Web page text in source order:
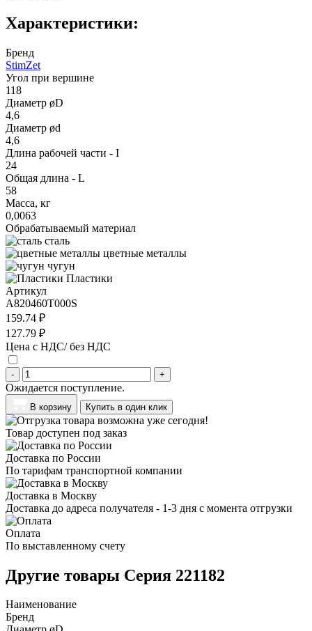
Характеристики:
Бренд
StimZet
Угол при вершине
118
Диаметр øD
4,6
Диаметр ød
4,6
Длина рабочей части - I
24
Общая длина - L
58
Масса, кг
0,0063
Обрабатываемый материал
сталь
цветные металлы
чугун
Пластики
Артикул
A820460T000S
159.74 ₽
127.79 ₽
Цена с НДС/ без НДС
- +
Ожидается поступление.
В корзину Купить в один клик
Товар доступен под заказ
Доставка по России
По тарифам транспортной компании
Доставка в Москву
Доставка до адреса получателя - 1-3 дня с момента отгрузки
Оплата
По выставленному счету
Другие товары Серия 221182
Наименование
Бренд